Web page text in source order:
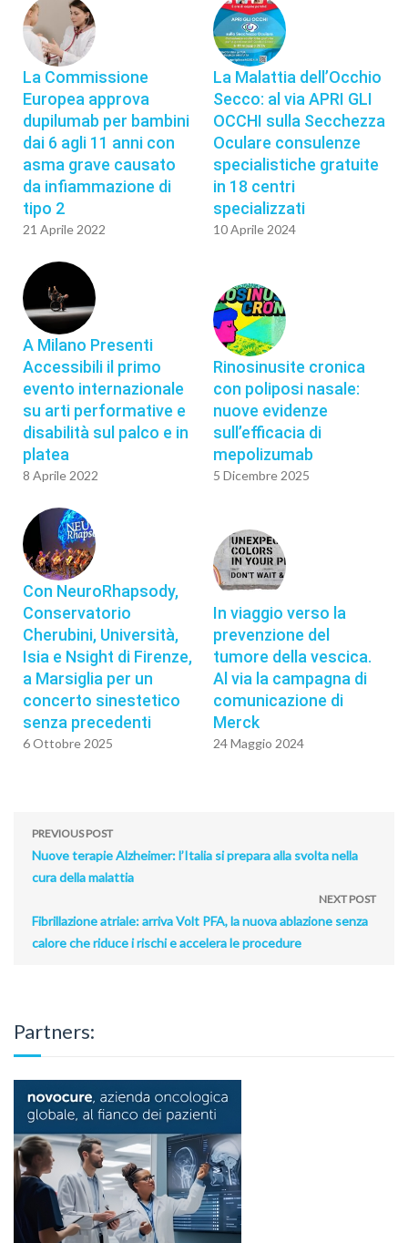
La Commissione
Europea approva
dupilumab per bambini
dai 6 agli 11 anni con
asma grave causato
da infiammazione di
tipo 2
21 Aprile 2022
La Malattia dell’Occhio
Secco: al via APRI GLI
OCCHI sulla Secchezza
Oculare consulenze
specialistiche gratuite
in 18 centri
specializzati
10 Aprile 2024
A Milano Presenti
Accessibili il primo
evento internazionale
su arti performative e
disabilità sul palco e in
platea
8 Aprile 2022
Rinosinusite cronica
con poliposi nasale:
nuove evidenze
sull’efficacia di
mepolizumab
5 Dicembre 2025
Con NeuroRhapsody,
Conservatorio
Cherubini, Università,
Isia e Nsight di Firenze,
a Marsiglia per un
concerto sinestetico
senza precedenti
6 Ottobre 2025
In viaggio verso la
prevenzione del
tumore della vescica.
Al via la campagna di
comunicazione di
Merck
24 Maggio 2024
PREVIOUS POST
Nuove terapie Alzheimer: l’Italia si prepara alla svolta nella
cura della malattia
NEXT POST
Fibrillazione atriale: arriva Volt PFA, la nuova ablazione senza
calore che riduce i rischi e accelera le procedure
Partners: